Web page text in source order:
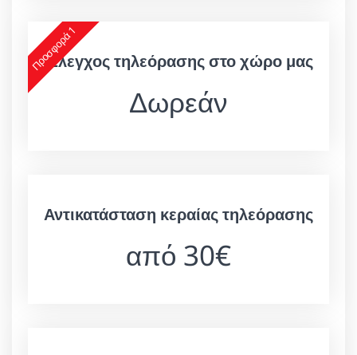
Προσφορά 1
Έλεγχος τηλεόρασης στο χώρο μας
Δωρεάν
Αντικατάσταση κεραίας τηλεόρασης
από 30€